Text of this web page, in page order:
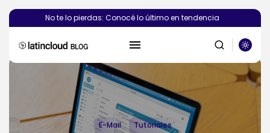
No te lo pierdas: Conocé lo último en tendencia
E-Mail Tutoriales